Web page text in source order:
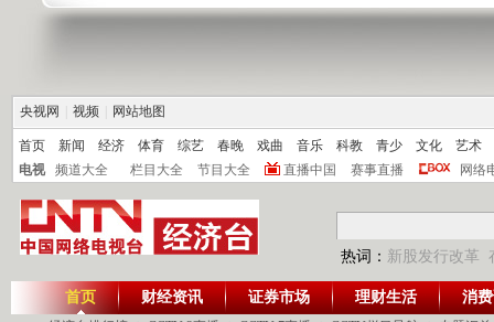
央视网 视频 网站地图
首页 新闻 经济 体育 综艺 春晚 戏曲 音乐 科教 青少 文化
艺术
电视
频道大全 栏目大全 节目大全 直播中国 赛事直播 网络
热词： 新股发行改革
首页 财经资讯 证券市场 理财生活 消